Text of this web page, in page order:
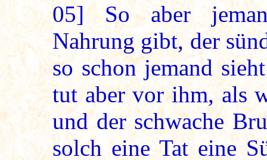
05] So aber
Nahrung gibt, der
so schon jemand
tut aber vor ihm, als
und der schwache
solch eine Tat eine